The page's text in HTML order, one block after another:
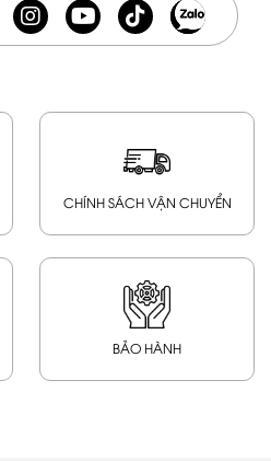
CHÍNH SÁCH VẬN CHUYỂN
BẢO HÀNH